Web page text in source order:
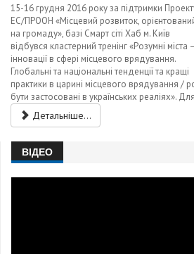
15-16 грудня 2016 року за підтримки
ЕС/ПРООН «Місцевий розвиток,
на громаду», базі Смарт сіті Хаб м. Київ
відбувся кластерний тренінг «Розумні міста –
інновації в сфері місцевого врядування.
Глобальні та національні тенденції та кращі
практики в царині місцевого врядування /
бути застосовані в українських реаліях».
Детальніше...
ВІДЕО